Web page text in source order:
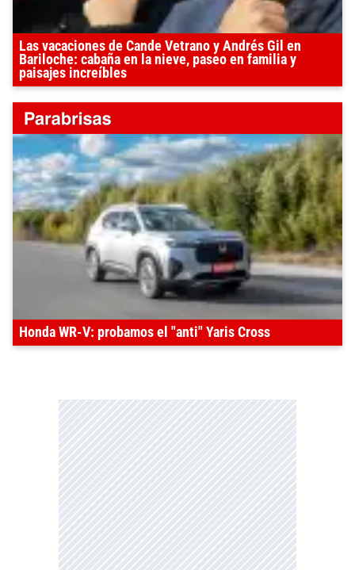
Las vacaciones de Cande Vetrano y Andrés Gil en
Bariloche: cabaña en la nieve, paseo en familia y
paisajes increíbles
Honda WR-V: probamos el "anti" Yaris Cross